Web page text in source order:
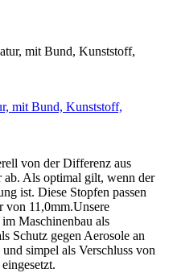
mit Bund, Kunststoff,
von der Differenz aus
ab. Als optimal gilt, wenn der
ist. Diese Stopfen passen
von 11,0mm.Unsere
Maschinenbau als
Schutz gegen Aerosole an
simpel als Verschluss von